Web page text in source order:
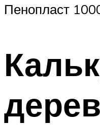
Пенопласт